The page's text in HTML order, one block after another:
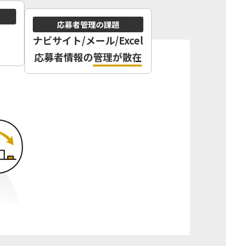
応募者管理の課題
ナビサイト/メール/Excel
応募者情報の管理が散在